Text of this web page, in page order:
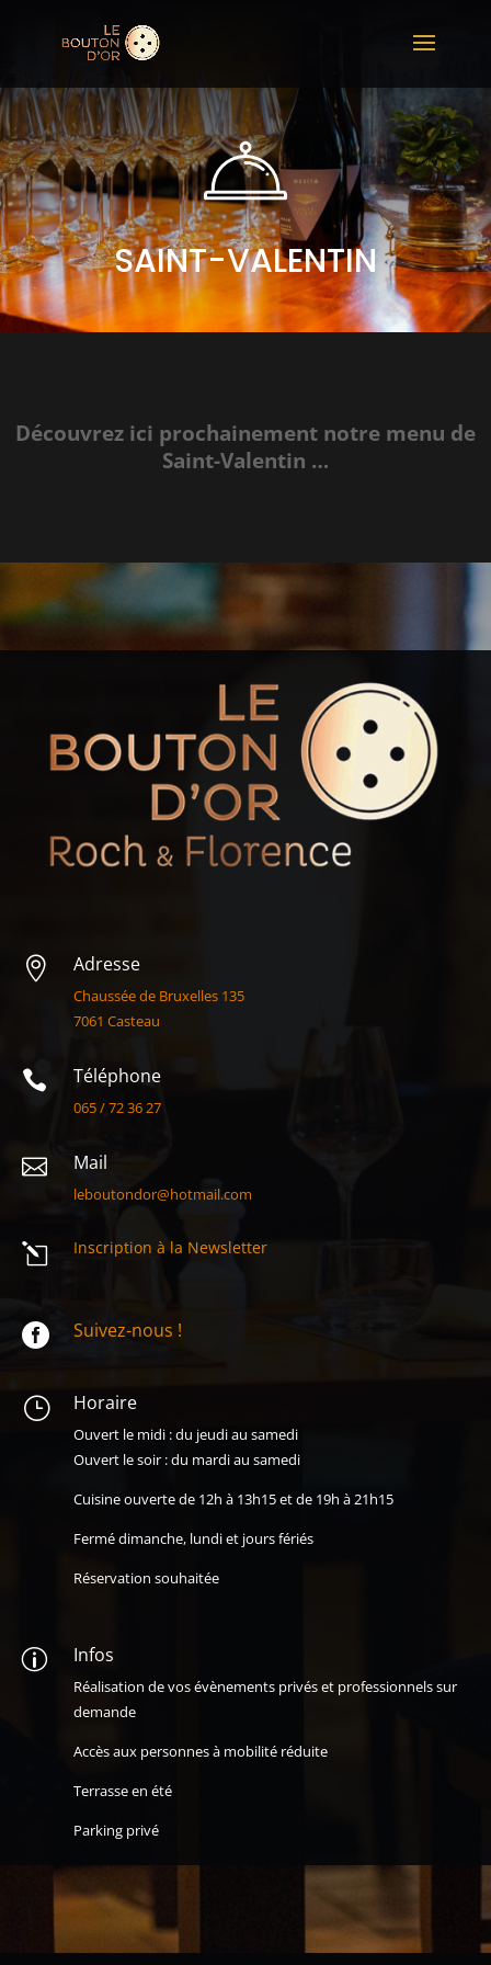
SAINT-VALENTIN
Découvrez ici prochainement notre menu de
Saint-Valentin …
 Adresse
Chaussée de Bruxelles 135
7061 Casteau
 Téléphone
065 / 72 36 27
 Mail
leboutondor@hotmail.com
l Inscription à la Newsletter
 Suivez-nous !
} Horaire
Ouvert le midi : du jeudi au samedi
Ouvert le soir : du mardi au samedi
Cuisine ouverte de 12h à 13h15 et de 19h à 21h15
Fermé dimanche, lundi et jours fériés
Réservation souhaitée
p Infos
Réalisation de vos évènements privés et professionnels sur
demande
Accès aux personnes à mobilité réduite
Terrasse en été
Parking privé